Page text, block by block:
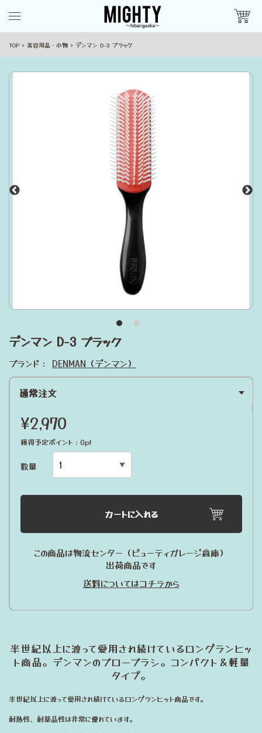
TOP 美容用品・小物 デンマン D-3 ブラック
デンマン D-3 ブラック
ブランド： DENMAN（デンマン）
通常注文
¥2,970
獲得予定ポイント：0pt
数量
カートに入れる
この商品は物流センター（ビューティガレージ倉庫）
出荷商品です
送料についてはコチラから
半世紀以上に渡って愛用され続けているロングランヒッ
ト商品。デンマンのブローブラシ。コンパクト＆軽量
タイプ。
半世紀以上に渡って愛用され続けているロングランヒット商品です。
耐熱性、耐薬品性は非常に優れています。